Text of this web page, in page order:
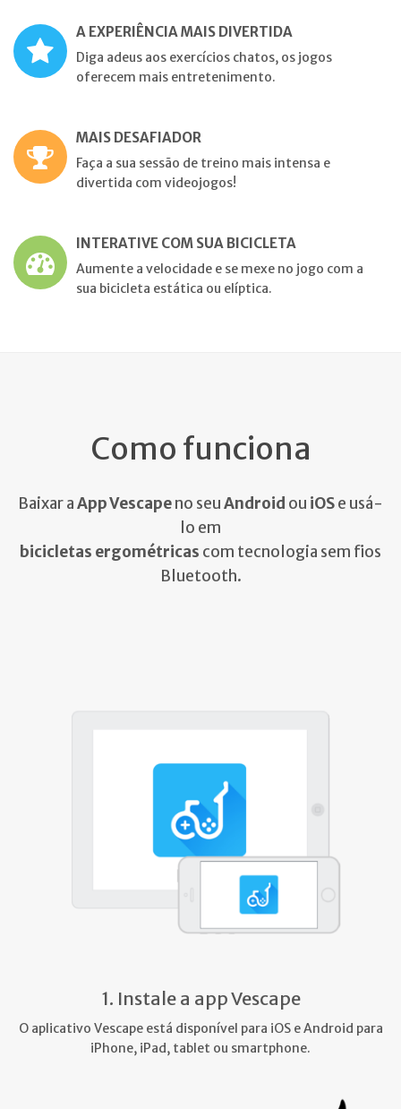
A EXPERIÊNCIA MAIS DIVERTIDA
Diga adeus aos exercícios chatos, os jogos
oferecem mais entretenimento.
MAIS DESAFIADOR
Faça a sua sessão de treino mais intensa e
divertida com videojogos!
INTERATIVE COM SUA BICICLETA
Aumente a velocidade e se mexe no jogo com a
sua bicicleta estática ou elíptica.
Como funciona
Baixar aApp Vescapeno seuAndroid ou iOSe usá-
lo em
bicicletas ergométricas com tecnologia sem fios
Bluetooth.
1. Instale a app Vescape
O aplicativo Vescape está disponível para iOS e Android para
iPhone, iPad, tablet ou smartphone.